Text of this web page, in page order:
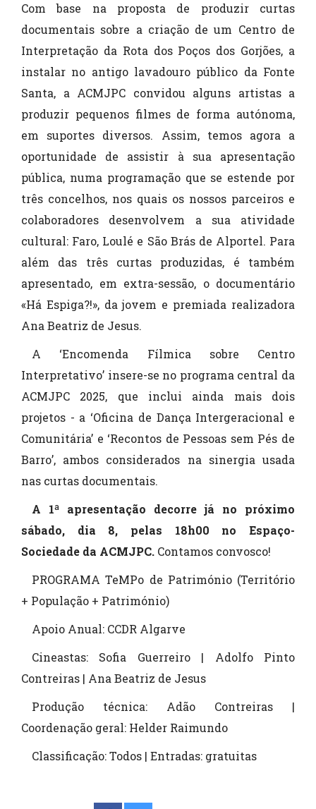
Com base na proposta de produzir curtas
documentais sobre a criação de um Centro de
Interpretação da Rota dos Poços dos Gorjões, a
instalar no antigo lavadouro público da Fonte
Santa, a ACMJPC convidou alguns artistas a
produzir pequenos filmes de forma autónoma,
em suportes diversos. Assim, temos agora a
oportunidade de assistir à sua apresentação
pública, numa programação que se estende por
três concelhos, nos quais os nossos parceiros e
colaboradores desenvolvem a sua atividade
cultural: Faro, Loulé e São Brás de Alportel. Para
além das três curtas produzidas, é também
apresentado, em extra-sessão, o documentário
«Há Espiga?!», da jovem e premiada realizadora
Ana Beatriz de Jesus.
A ‘Encomenda Fílmica sobre Centro
Interpretativo’ insere-se no programa central da
ACMJPC 2025, que inclui ainda mais dois
projetos - a ‘Oficina de Dança Intergeracional e
Comunitária’ e ‘Recontos de Pessoas sem Pés de
Barro’, ambos considerados na sinergia usada
nas curtas documentais.
A 1ª apresentação decorre já no próximo
sábado, dia 8, pelas 18h00 no Espaço-
Sociedade da ACMJPC. Contamos convosco!
PROGRAMA TeMPo de Património (Território
+ População + Património)
Apoio Anual: CCDR Algarve
Cineastas: Sofia Guerreiro | Adolfo Pinto
Contreiras | Ana Beatriz de Jesus
Produção técnica: Adão Contreiras |
Coordenação geral: Helder Raimundo
Classificação: Todos | Entradas: gratuitas